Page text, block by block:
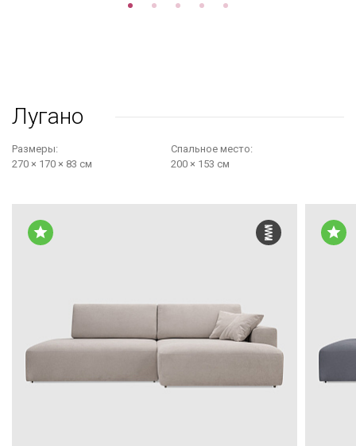
Лугано
Размеры:
270 × 170 × 83 см
Cпальное место:
200 × 153 см